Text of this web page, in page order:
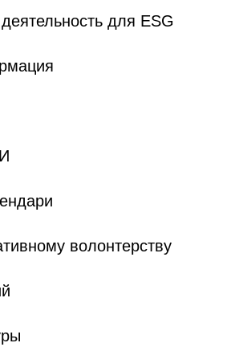
для ESG
волонтерству